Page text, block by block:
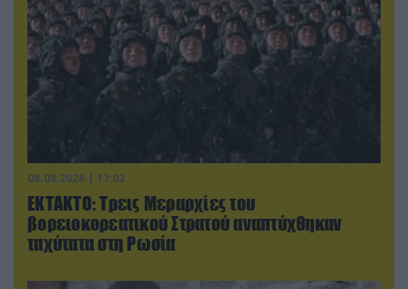
08.08.2026 | 17:02
ΕΚΤΑΚΤΟ: Τρεις Μεραρχίες του
βορειοκορεατικού Στρατού αναπτύχθηκαν
ταχύτατα στη Ρωσία